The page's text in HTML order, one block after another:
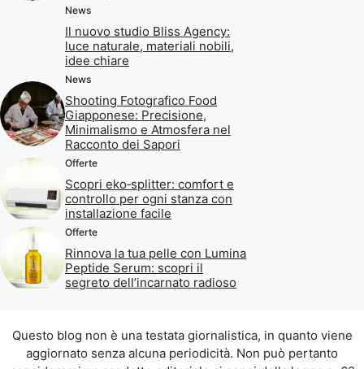
News
Il nuovo studio Bliss Agency:
luce naturale, materiali nobili,
idee chiare
News
Shooting Fotografico Food
Giapponese: Precisione,
Minimalismo e Atmosfera nel
Racconto dei Sapori
Offerte
Scopri eko‑splitter: comfort e
controllo per ogni stanza con
installazione facile
Offerte
Rinnova la tua pelle con Lumina
Peptide Serum: scopri il
segreto dell’incarnato radioso
Questo blog non è una testata giornalistica, in quanto viene
aggiornato senza alcuna periodicità. Non può pertanto